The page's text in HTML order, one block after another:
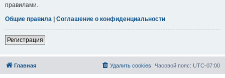
правилами.
Общие правила | Соглашение о конфиденциальности
Регистрация
Главная Часовой пояс: UTC-07:00
Удалить cookies